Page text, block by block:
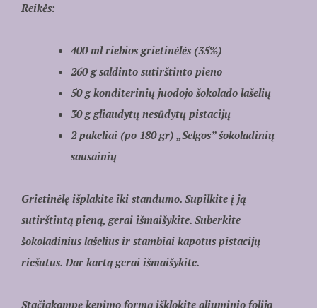
Reikės:
400 ml riebios grietinėlės (35%)
260 g saldinto sutirštinto pieno
50 g konditerinių juodojo šokolado lašelių
30 g gliaudytų nesūdytų pistacijų
2 pakeliai (po 180 gr) „Selgos” šokoladinių
sausainių
Grietinėlę išplakite iki standumo. Supilkite į ją
sutirštintą pieną, gerai išmaišykite. Suberkite
šokoladinius lašelius ir stambiai kapotus pistacijų
riešutus. Dar kartą gerai išmaišykite.
Stačiakampę kepimo formą išklokite aliuminio folija